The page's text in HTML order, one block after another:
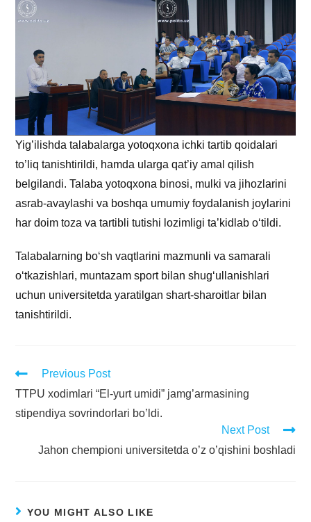
Yig’ilishda talabalarga yotoqxona ichki tartib qoidalari
to’liq tanishtirildi, hamda ularga qat’iy amal qilish
belgilandi. Talaba yotoqxona binosi, mulki va jihozlarini
asrab-avaylashi va boshqa umumiy foydalanish joylarini
har doim toza va tartibli tutishi lozimligi ta’kidlab o‘tildi.
Talabalarning bo‘sh vaqtlarini mazmunli va samarali
o‘tkazishlari, muntazam sport bilan shug‘ullanishlari
uchun universitetda yaratilgan shart-sharoitlar bilan
tanishtirildi.
Previous Post
TTPU xodimlari “El-yurt umidi” jamg’armasining
stipendiya sovrindorlari bo’ldi.
Next Post
Jahon chempioni universitetda o’z o’qishini boshladi
YOU MIGHT ALSO LIKE